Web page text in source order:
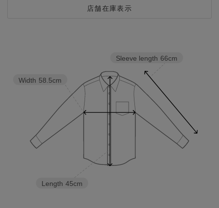
店舗在庫表示
Sleeve length 66cm
Length 45cm
Width 58.5cm